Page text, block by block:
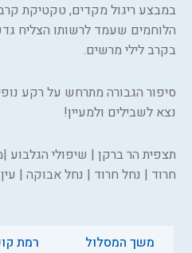
במבצע ריגול מקדים, טקטיקת
הלוחמים שעמד לרשותו הצליח
בקרב לילי מרשים.
סיפור הגבורה מתרחש על רקע נופי
נצא לשבילים ולמעיין!
תצפית הר ברקן | שיפולי הגלבוע
חרוד | נחל חרוד | נחל אבוקה | עין
משך המסלול רמת